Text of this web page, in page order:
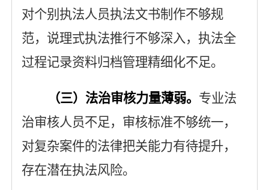
对个别执法人员执法文书制作不够规
范，说理式执法推行不够深入，执法全
过程记录资料归档管理精细化不足。
（三）法治审核力量薄弱。 专业法
治审核人员不足，审核标准不够统一，
对复杂案件的法律把关能力有待提升，
存在潜在执法风险。